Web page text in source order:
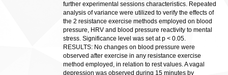
further experimental sessions characteristics. Repeated
analysis of variance were utilized to verify the effects of
the 2 resistance exercise methods employed on blood
pressure, HRV and blood pressure reactivity to mental
stress. Significance level was set at p < 0.05.
RESULTS: No changes on blood pressure were
observed after exercise in any resistance exercise
method employed, in relation to rest values. A vagal
depression was observed during 15 minutes by